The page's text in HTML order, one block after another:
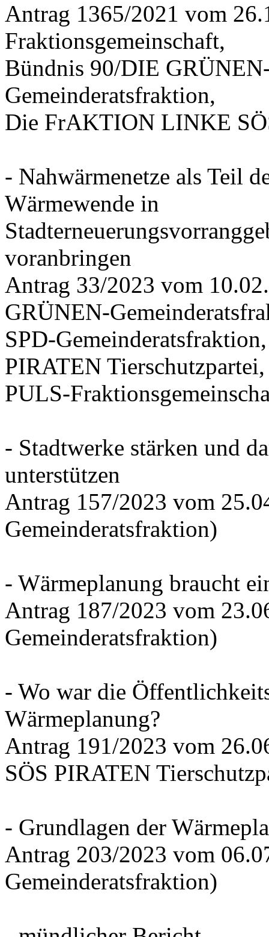
Antrag 1365/2021 vom
Fraktionsgemeinschaft,
Bündnis 90/DIE
Gemeinderatsfraktion,
Die FrAKTION LINKE
- Nahwärmenetze als Teil
Wärmewende in
voranbringen
Antrag 33/2023 vom
GRÜNEN-
SPD-
PIRATEN Tierschutzpartei,
PULS-
- Stadtwerke stärken und
unterstützen
Antrag 157/2023 vom
Gemeinderatsfraktion)
- Wärmeplanung braucht
Antrag 187/2023 vom
Gemeinderatsfraktion)
- Wo war die
Wärmeplanung?
Antrag 191/2023 vom
SÖS PIRATEN
- Grundlagen der
Antrag 203/2023 vom
Gemeinderatsfraktion)